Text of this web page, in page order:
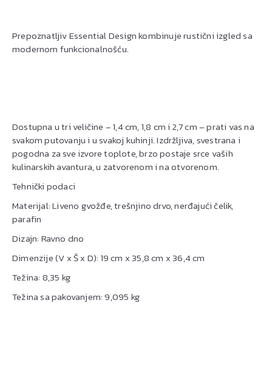
Prepoznatljiv Essential Design kombinuje rustični izgled sa
modernom funkcionalnošću.
Dostupna u tri veličine – 1,4 cm, 1,8 cm i 2,7 cm – prati vas na
svakom putovanju i u svakoj kuhinji. Izdržljiva, svestrana i
pogodna za sve izvore toplote, brzo postaje srce vaših
kulinarskih avantura, u zatvorenom i na otvorenom.
Tehnički podaci
Materijal: Liveno gvožđe, trešnjino drvo, nerđajući čelik,
parafin
Dizajn: Ravno dno
Dimenzije (V x Š x D): 19 cm x 35,8 cm x 36,4 cm
Težina: 8,35 kg
Težina sa pakovanjem: 9,095 kg